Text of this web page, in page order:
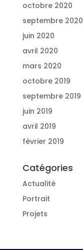
octobre 2020
septembre 2020
juin 2020
avril 2020
mars 2020
octobre 2019
septembre 2019
juin 2019
avril 2019
février 2019
Catégories
Actualité
Portrait
Projets